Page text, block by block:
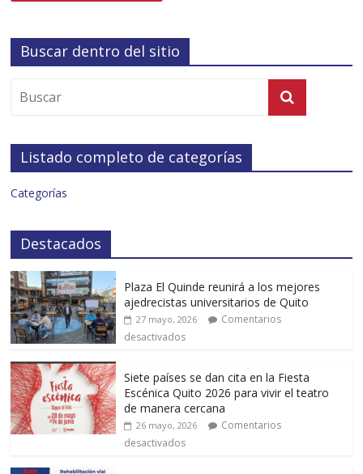
Buscar dentro del sitio
Listado completo de categorías
Categorías
Destacados
Plaza El Quinde reunirá a los mejores
ajedrecistas universitarios de Quito
27 mayo, 2026
Comentarios
desactivados
Siete países se dan cita en la Fiesta
Escénica Quito 2026 para vivir el teatro
de manera cercana
26 mayo, 2026
Comentarios
desactivados